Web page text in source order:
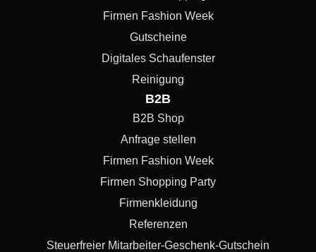
Firmen Fashion Week
Gutscheine
Digitales Schaufenster
Reinigung
B2B
B2B Shop
Anfrage stellen
Firmen Fashion Week
Firmen Shopping Party
Firmenkleidung
Referenzen
Steuerfreier Mitarbeiter-Geschenk-Gutschein